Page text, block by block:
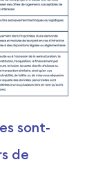
sont-
de